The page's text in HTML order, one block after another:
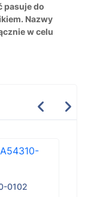
pasuje do
Nazwy
w celu
0102